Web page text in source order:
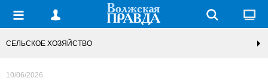
СЕЛЬСКОЕ ХОЗЯЙСТВО
10/06/2026